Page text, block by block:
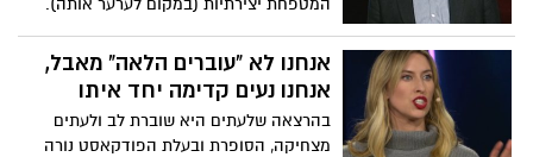
המטפחת יצירתיות (במקום לערער אותה).
אנחנו לא "עוברים הלאה" מאבל,
אנחנו נעים קדימה יחד איתו
בהרצאה שלעתים היא שוברת לב ולעתים
מצחיקה, הסופרת ובעלת הפודקאסט נורה